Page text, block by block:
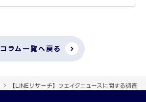
コラム一覧へ戻る
【LINEリサーチ】フェイクニュースに関する調